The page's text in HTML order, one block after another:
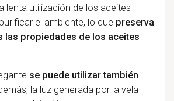
lenta utilización de los aceites
el ambiente, lo que preserva
las propiedades de los aceites
se puede utilizar también
la luz generada por la vela